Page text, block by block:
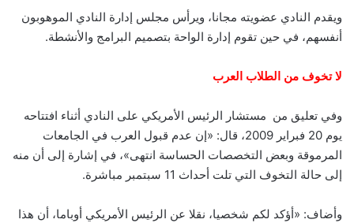
ويقدم النادي عضويته مجانا، ويرأس مجلس إدارة النادي الموهوبون
أنفسهم، في حين تقوم إدارة الواحة بتصميم البرامج والأنشطة.
لا تخوف من الطلاب العرب
وفي تعليق من مستشار الرئيس الأمريكي على النادي أثناء افتتاحه
يوم 20 فبراير 2009، قال: «إن عدم قبول العرب في الجامعات
المرموقة وبعض التخصصات الحساسة انتهى»، في إشارة إلى أن منه
إلى حالة التخوف التي تلت أحداث 11 سبتمبر مباشرة.
وأضاف: «أؤكد لكم شخصيا، نقلا عن الرئيس الأمريكي أوباما، أن هذا